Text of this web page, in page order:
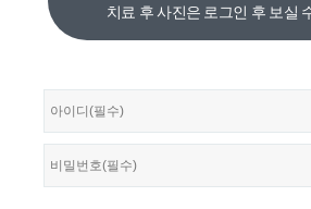
치료 후 사진은 로그인 후 보실